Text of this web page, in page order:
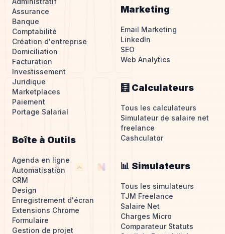
Assurance
Banque
Comptabilité
Création d'entreprise
Domiciliation
Facturation
Investissement
Juridique
Marketplaces
Paiement
Portage Salarial
Boîte à Outils
Agenda en ligne
Automatisation
CRM
Design
Enregistrement d'écran
Extensions Chrome
Formulaire
Gestion de projet
Marketing
Email Marketing
LinkedIn
SEO
Web Analytics
🧮 Calculateurs
Tous les calculateurs
Simulateur de salaire net
freelance
Cashculator
📊 Simulateurs
Tous les simulateurs
TJM Freelance
Salaire Net
Charges Micro
Comparateur Statuts